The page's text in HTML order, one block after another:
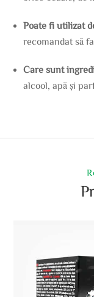
Poate fi utilizat
recomandat să
Care sunt
alcool, apă și